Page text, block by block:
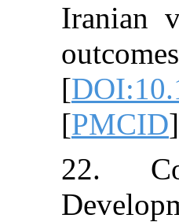
[
[